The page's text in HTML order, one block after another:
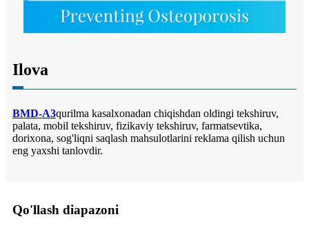
Ilova
BMD-A3qurilma kasalxonadan chiqishdan oldingi tekshiruv,
palata, mobil tekshiruv, fizikaviy tekshiruv, farmatsevtika,
dorixona, sog'liqni saqlash mahsulotlarini reklama qilish uchun
eng yaxshi tanlovdir.
Qo'llash diapazoni